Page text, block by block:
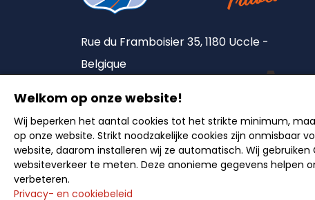
Rue du Framboisier 35, 1180 Uccle -
Belgique
Lic. A5492
Welkom op onze website!
Wij beperken het aantal cookies tot het strikte minimum,
op onze website. Strikt noodzakelijke cookies zijn onmisbaar
website, daarom installeren wij ze automatisch. Wij
websiteverkeer te meten. Deze anonieme gegevens helpen
verbeteren.
Privacy- en cookiebeleid